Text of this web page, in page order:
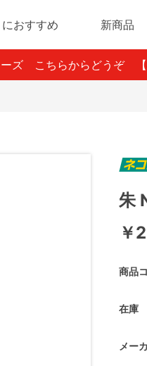
おすすめ 新商品
ーズ こちらからどうぞ
朱
￥
商品
在庫
メー